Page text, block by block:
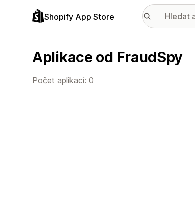
Shopify App Store
Aplikace od FraudSpy
Počet aplikací: 0